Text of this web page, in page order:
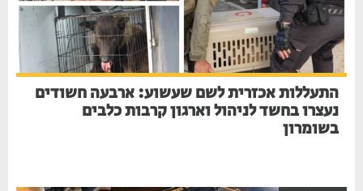
התעללות אכזרית לשם שעשוע: ארבעה חשודים
נעצרו בחשד לניהול וארגון קרבות כלבים
בשומרון